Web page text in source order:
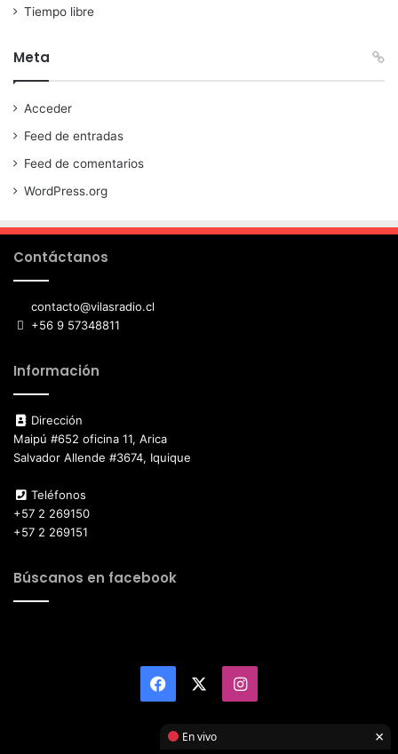
Tiempo libre
Meta
Acceder
Feed de entradas
Feed de comentarios
WordPress.org
Contáctanos
contacto@vilasradio.cl
+56 9 57348811
Información
Dirección
Maipú #652 oficina 11, Arica
Salvador Allende #3674, Iquique
Teléfonos
+57 2 269150
+57 2 269151
Búscanos en facebook
Facebook Instagram
En vivo ×